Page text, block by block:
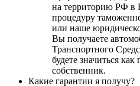
на территорию РФ в
процедуру
или наше
Вы получаете
Транспортного
будете значиться
собственник.
Какие гарантии я получу?